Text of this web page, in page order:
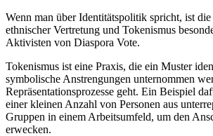
Wenn man über Identitätspolitik spricht, ist
ethnischer Vertretung und Tokenismus
Aktivisten von Diaspora Vote.
Tokenismus ist eine Praxis, die ein Muster
symbolische Anstrengungen unternommen
Repräsentationsprozesse geht. Ein Beispiel
einer kleinen Anzahl von Personen aus
Gruppen in einem Arbeitsumfeld, um den
erwecken.